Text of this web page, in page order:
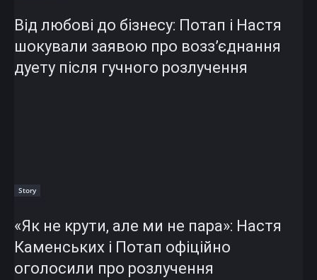
Від любові до бізнесу: Потап і Настя
шокували заявою про возз’єднання
дуету після гучного розлучення
Story
«Як не крути, але ми не пара»: Настя
Каменських і Потап офіційно
оголосили про розлучення